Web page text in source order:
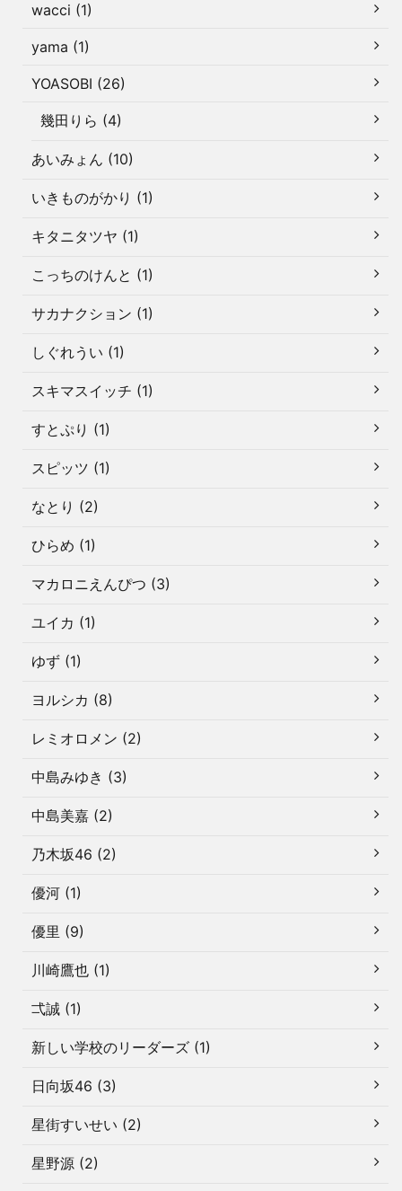
wacci (1)
yama (1)
YOASOBI (26)
幾田りら (4)
あいみょん (10)
いきものがかり (1)
キタニタツヤ (1)
こっちのけんと (1)
サカナクション (1)
しぐれうい (1)
スキマスイッチ (1)
すとぷり (1)
スピッツ (1)
なとり (2)
ひらめ (1)
マカロニえんぴつ (3)
ユイカ (1)
ゆず (1)
ヨルシカ (8)
レミオロメン (2)
中島みゆき (3)
中島美嘉 (2)
乃木坂46 (2)
優河 (1)
優里 (9)
川崎鷹也 (1)
弌誠 (1)
新しい学校のリーダーズ (1)
日向坂46 (3)
星街すいせい (2)
星野源 (2)